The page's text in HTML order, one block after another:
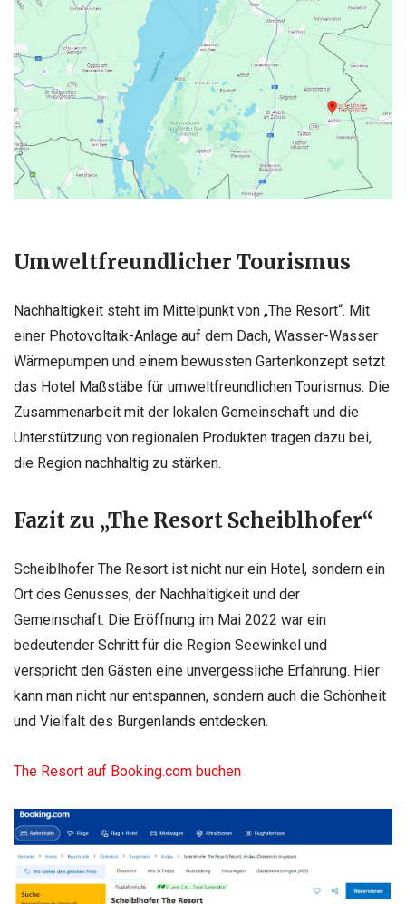
Umweltfreundlicher Tourismus
Nachhaltigkeit steht im Mittelpunkt von „The Resort“. Mit
einer Photovoltaik-Anlage auf dem Dach, Wasser-Wasser
Wärmepumpen und einem bewussten Gartenkonzept setzt
das Hotel Maßstäbe für umweltfreundlichen Tourismus. Die
Zusammenarbeit mit der lokalen Gemeinschaft und die
Unterstützung von regionalen Produkten tragen dazu bei,
die Region nachhaltig zu stärken.
Fazit zu „The Resort Scheiblhofer“
Scheiblhofer The Resort ist nicht nur ein Hotel, sondern ein
Ort des Genusses, der Nachhaltigkeit und der
Gemeinschaft. Die Eröffnung im Mai 2022 war ein
bedeutender Schritt für die Region Seewinkel und
verspricht den Gästen eine unvergessliche Erfahrung. Hier
kann man nicht nur entspannen, sondern auch die Schönheit
und Vielfalt des Burgenlands entdecken.
The Resort auf Booking.com buchen